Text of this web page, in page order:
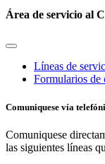
Área de servicio al
Líneas de
Formularios de
Comuniquese vía
Comuniquese
las siguientes líneas